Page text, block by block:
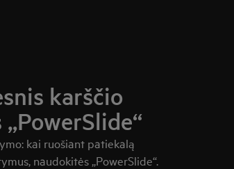
karščio
kai ruošiant patiekalą
naudokitės „PowerSlide“.